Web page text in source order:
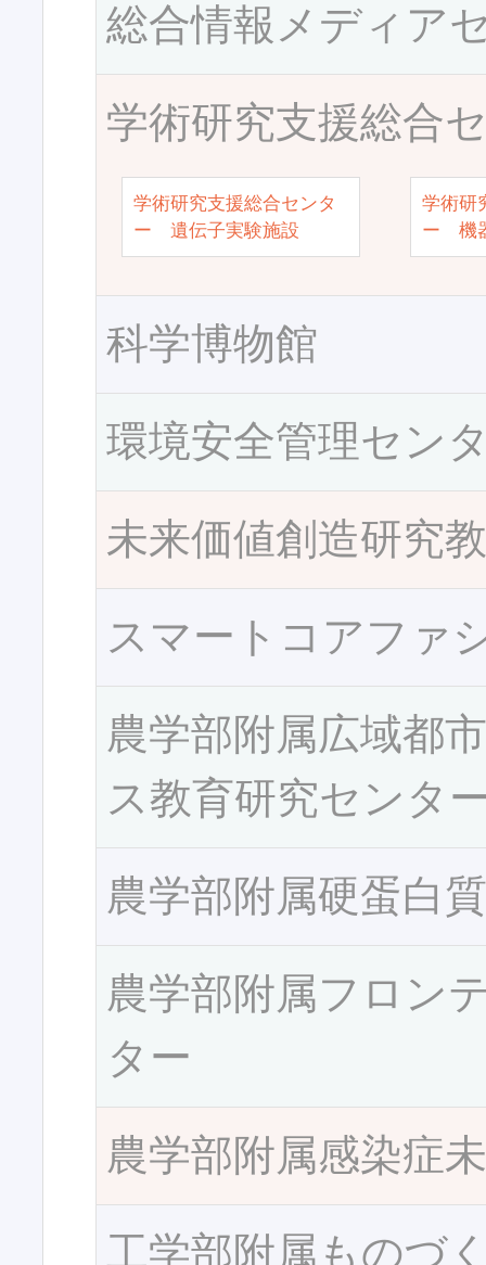
総合情報メディア
学術研究支援総合
学術研究支援総合センタ
ー 遺伝子実験施設
学術研
ー 機
科学博物館
環境安全管理セン
未来価値創造研究
スマートコアファ
農学部附属広域都
ス教育研究センタ
農学部附属硬蛋白
農学部附属フロン
ター
農学部附属感染症
工学部附属ものづ